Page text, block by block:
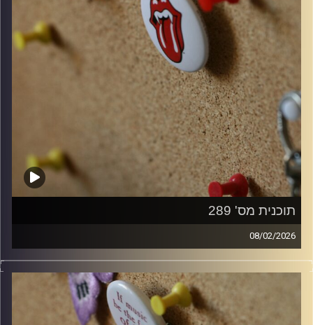
תוכנית מס' 289
08/02/2026
קלאסיקות רוק עם אורן הוף.
włodi